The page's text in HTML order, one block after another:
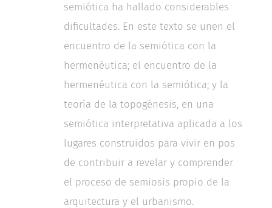
semiótica ha hallado considerables
dificultades. En este texto se unen el
encuentro de la semiótica con la
hermenéutica; el encuentro de la
hermenéutica con la semiótica; y la
teoría de la topogénesis, en una
semiótica interpretativa aplicada a los
lugares construidos para vivir en pos
de contribuir a revelar y comprender
el proceso de semiosis propio de la
arquitectura y el urbanismo.